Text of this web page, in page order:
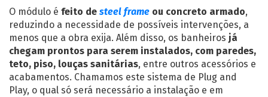
O módulo é feito de steel frame ou concreto armado,
reduzindo a necessidade de possíveis intervenções, a
menos que a obra exija. Além disso, os banheiros já
chegam prontos para serem instalados, com paredes,
teto, piso, louças sanitárias, entre outros acessórios e
acabamentos. Chamamos este sistema de Plug and
Play, o qual só será necessário a instalação e em